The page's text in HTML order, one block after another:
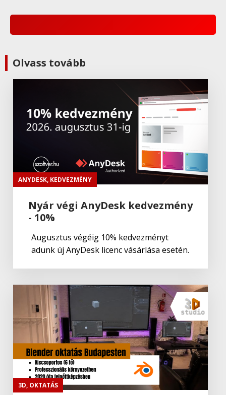
Olvass tovább
ANYDESK, KEDVEZMÉNY
Nyár végi AnyDesk kedvezmény
- 10%
Augusztus végéig 10% kedvezményt
adunk új AnyDesk licenc vásárlása esetén.
3D, OKTATÁS